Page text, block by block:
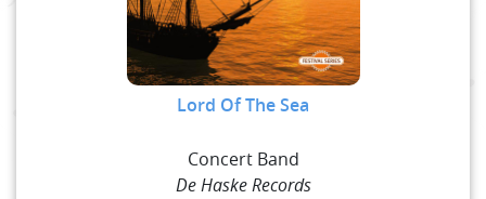
Lord Of The Sea
Concert Band
De Haske Records